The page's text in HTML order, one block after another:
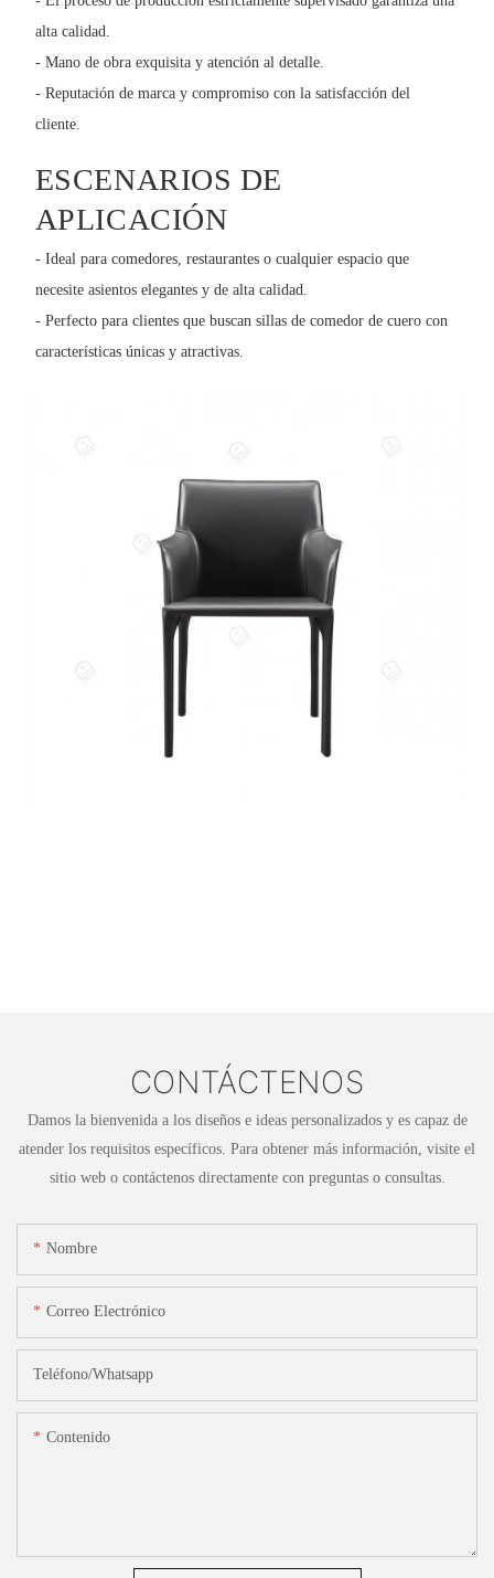
alta calidad.
- Mano de obra exquisita y atención al detalle.
- Reputación de marca y compromiso con la satisfacción del
cliente.
ESCENARIOS DE
APLICACIÓN
- Ideal para comedores, restaurantes o cualquier espacio que
necesite asientos elegantes y de alta calidad.
- Perfecto para clientes que buscan sillas de comedor de cuero con
características únicas y atractivas.
CONTÁCTENOS
Damos la bienvenida a los diseños e ideas personalizados y es capaz de
atender los requisitos específicos. Para obtener más información, visite el
sitio web o contáctenos directamente con preguntas o consultas.
Nombre
Correo Electrónico
Teléfono/whatsapp
Contenido